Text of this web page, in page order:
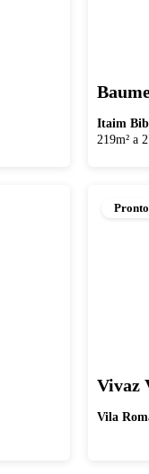
Itaim
219m² a
Vivaz
Vila